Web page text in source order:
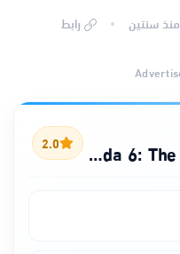
منذ سنتين رابط
Blokada 6: The Privacy App+VPN
2.0